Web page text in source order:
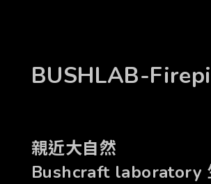
BUSHLAB-
親近大自然
Bushcraft laboratory